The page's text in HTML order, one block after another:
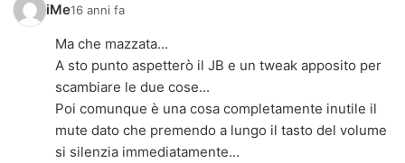
iMe16 anni fa
Ma che mazzata...
A sto punto aspetterò il JB e un tweak apposito per
scambiare le due cose...
Poi comunque è una cosa completamente inutile il
mute dato che premendo a lungo il tasto del volume
si silenzia immediatamente...